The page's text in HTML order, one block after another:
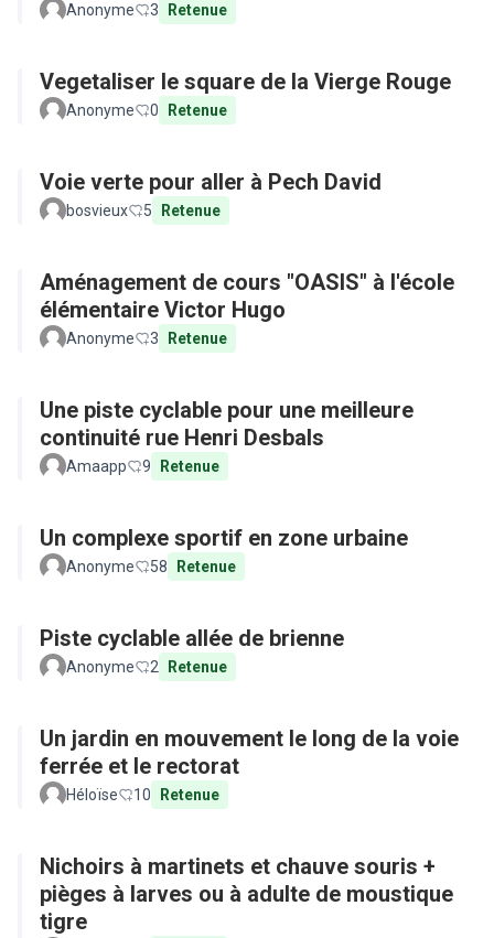
Anonyme 3 Retenue
Vegetaliser le square de la Vierge Rouge
Anonyme 0 Retenue
Voie verte pour aller à Pech David
bosvieux 5 Retenue
Aménagement de cours "OASIS" à l'école
élémentaire Victor Hugo
Anonyme 3 Retenue
Une piste cyclable pour une meilleure
continuité rue Henri Desbals
Amaapp 9 Retenue
Un complexe sportif en zone urbaine
Anonyme 58 Retenue
Piste cyclable allée de brienne
Anonyme 2 Retenue
Un jardin en mouvement le long de la voie
ferrée et le rectorat
Héloïse 10 Retenue
Nichoirs à martinets et chauve souris +
pièges à larves ou à adulte de moustique
tigre